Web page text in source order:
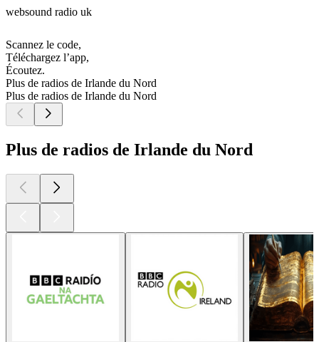
websound radio uk
Scannez le code,
Téléchargez l’app,
Écoutez.
Plus de radios de Irlande du Nord
Plus de radios de Irlande du Nord
Plus de radios de Irlande du Nord